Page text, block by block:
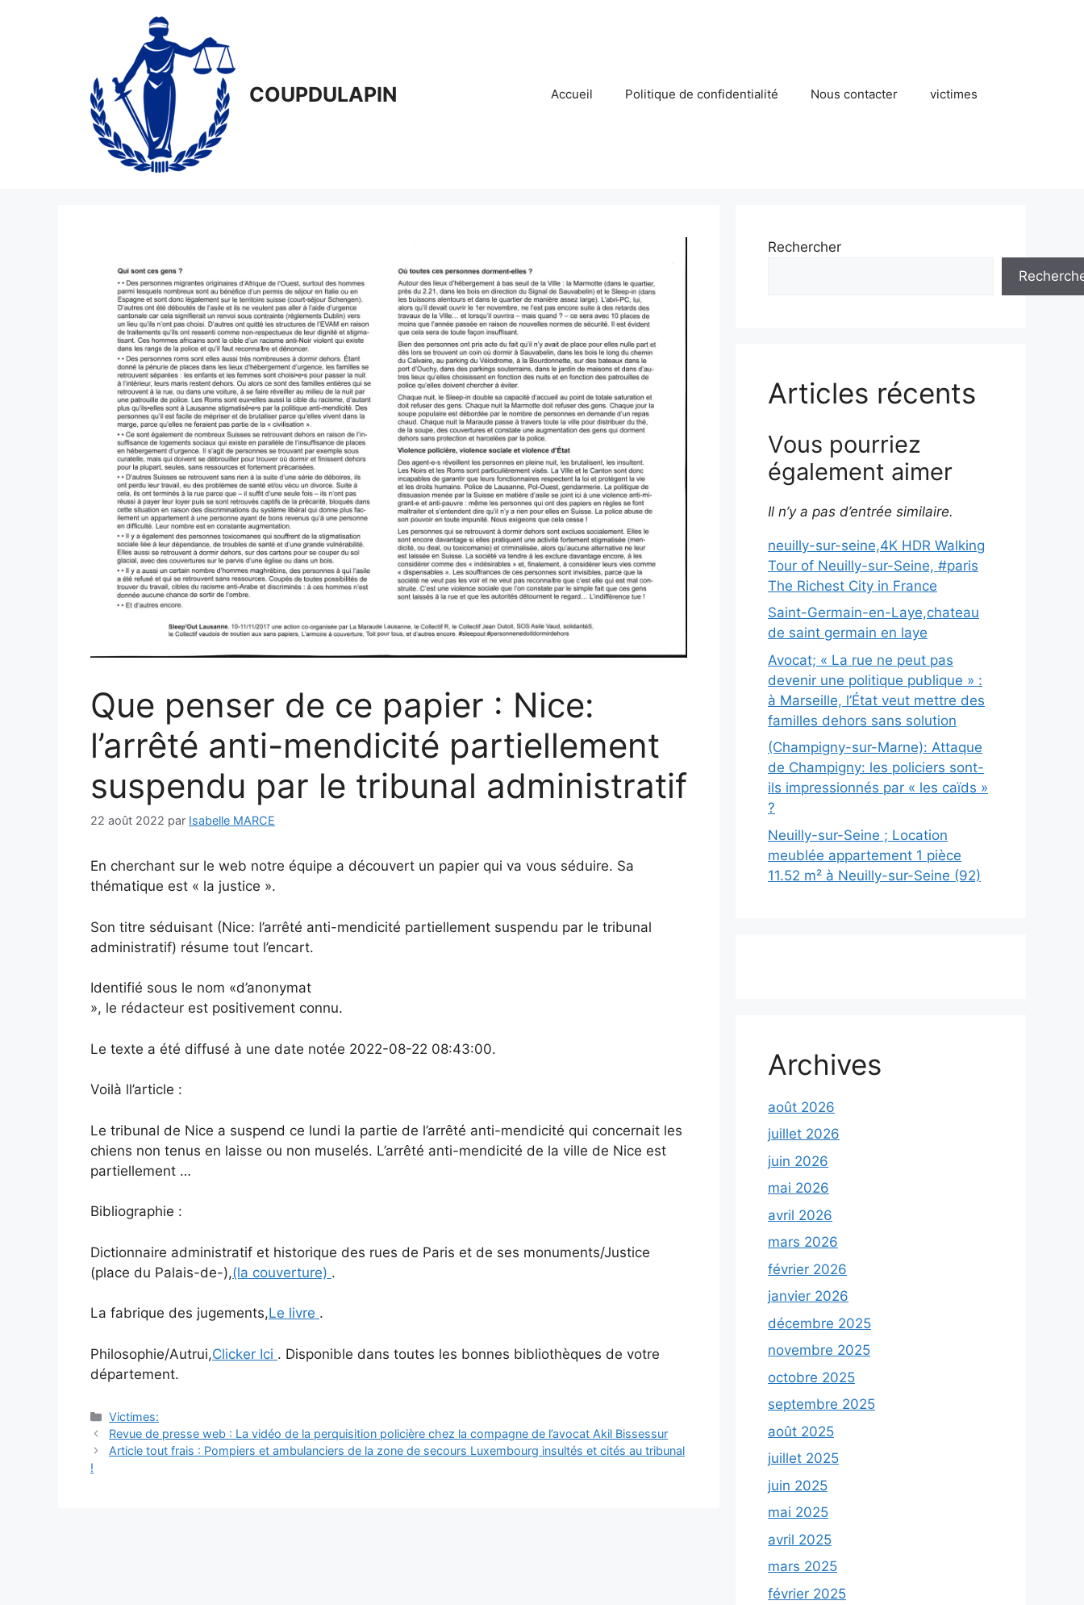
COUPDULAPIN Accueil Politique de confidentialité Nous contacter victimes
Que penser de ce papier : Nice:
l’arrêté anti-mendicité partiellement
suspendu par le tribunal administratif
22 août 2022 par Isabelle MARCE
En cherchant sur le web notre équipe a découvert un papier qui va vous séduire. Sa
thématique est « la justice ».
Son titre séduisant (Nice: l’arrêté anti-mendicité partiellement suspendu par le tribunal
administratif) résume tout l’encart.
Identifié sous le nom «d’anonymat
», le rédacteur est positivement connu.
Le texte a été diffusé à une date notée 2022-08-22 08:43:00.
Voilà ll’article :
Le tribunal de Nice a suspend ce lundi la partie de l’arrêté anti-mendicité qui concernait les
chiens non tenus en laisse ou non muselés. L’arrêté anti-mendicité de la ville de Nice est
partiellement …
Bibliographie :
Dictionnaire administratif et historique des rues de Paris et de ses monuments/Justice
(place du Palais-de-),(la couverture) .
La fabrique des jugements,Le livre .
Philosophie/Autrui,Clicker Ici . Disponible dans toutes les bonnes bibliothèques de votre
département.
Catégories
Victimes:
Navigation
des
articles
Revue de presse web : La vidéo de la perquisition policière chez la compagne de l’avocat Akil Bissessur
Article tout frais : Pompiers et ambulanciers de la zone de secours Luxembourg insultés et cités au tribunal
!
Rechercher
Articles récents
Vous pourriez
également aimer
Il n’y a pas d’entrée similaire.
neuilly-sur-seine,4K HDR Walking
Tour of Neuilly-sur-Seine, #paris
The Richest City in France
Saint-Germain-en-Laye,chateau
de saint germain en laye
Avocat; « La rue ne peut pas
devenir une politique publique » :
à Marseille, l’État veut mettre des
familles dehors sans solution
(Champigny-sur-Marne): Attaque
de Champigny: les policiers sont-
ils impressionnés par « les caïds »
?
Neuilly-sur-Seine ; Location
meublée appartement 1 pièce
11.52 m² à Neuilly-sur-Seine (92)
Archives
août 2026
juillet 2026
juin 2026
mai 2026
avril 2026
mars 2026
février 2026
janvier 2026
décembre 2025
novembre 2025
octobre 2025
septembre 2025
août 2025
juillet 2025
juin 2025
mai 2025
avril 2025
mars 2025
février 2025